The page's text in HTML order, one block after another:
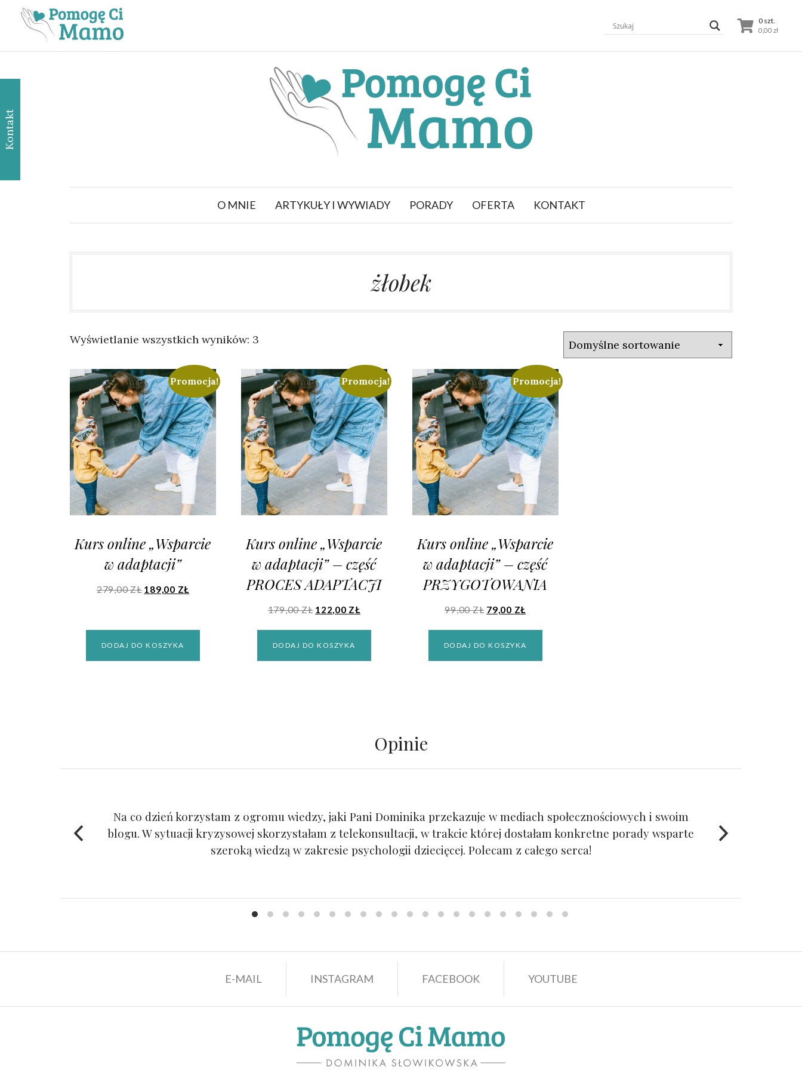
0 szt.
0,00 zł
O MNIE ARTYKUŁY I WYWIADY PORADY OFERTA KONTAKT
żłobek
Wyświetlanie wszystkich wyników: 3
Promocja!
Kurs online „Wsparcie
w adaptacji”
279,00ZŁ 189,00 ZŁ
DODAJ DO KOSZYKA
Promocja!
Kurs online „Wsparcie
w adaptacji” – część
PROCES ADAPTACJI
179,00ZŁ 122,00 ZŁ
DODAJ DO KOSZYKA
Promocja!
Kurs online „Wsparcie
w adaptacji” – część
PRZYGOTOWANIA
99,00ZŁ 79,00 ZŁ
DODAJ DO KOSZYKA
Opinie
Na co dzień korzystam z ogromu wiedzy, jaki Pani Dominika przekazuje w mediach społecznościowych i swoim
blogu. W sytuacji kryzysowej skorzystałam z telekonsultacji, w trakcie której dostałam konkretne porady wsparte
szeroką wiedzą w zakresie psychologii dziecięcej. Polecam z całego serca!
E-MAIL INSTAGRAM FACEBOOK YOUTUBE
Kontakt